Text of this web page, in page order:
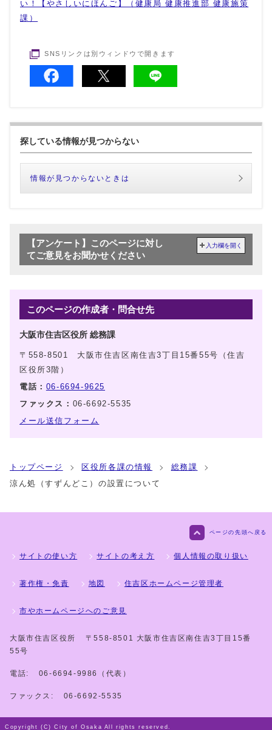
い！【やさしいにほんご】（健康局 健康推進部 健康施策
課）
SNSリンクは別ウィンドウで開きます
探している情報が見つからない
情報が見つからないときは
【アンケート】このページに対し
てご意見をお聞かせください
入力欄を開く
このページの作成者・問合せ先
大阪市住吉区役所 総務課
〒558-8501 大阪市住吉区南住吉3丁目15番55号（住吉
区役所3階）
電話： 06-6694-9625
ファックス： 06-6692-5535
メール送信フォーム
トップページ 区役所各課の情報
総務課
涼ん処（すずんどこ）の設置について
ページの先頭へ戻る
サイトの使い方 サイトの考え方 個人情報の取り扱い
著作権・免責 地図 住吉区ホームページ管理者
市やホームページへのご意見
大阪市住吉区役所
〒558-8501 大阪市住吉区南住吉3丁目15番
55号
電話: 06-6694-9986（代表）
ファックス: 06-6692-5535
Copyright (C) City of Osaka All rights reserved.